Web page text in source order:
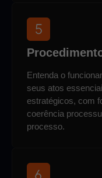
Entenda o
seus atos
estratégicos, com
coerência
processo.